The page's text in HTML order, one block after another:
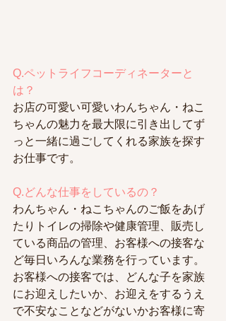
Q.ペットライフコーディネーターと
は？
お店の可愛い可愛いわんちゃん・ねこ
ちゃんの魅力を最大限に引き出してず
っと一緒に過ごしてくれる家族を探す
お仕事です。
Q.どんな仕事をしているの？
わんちゃん・ねこちゃんのご飯をあげ
たりトイレの掃除や健康管理、販売し
ている商品の管理、お客様への接客な
ど毎日いろんな業務を行っています。
お客様への接客では、どんな子を家族
にお迎えしたいか、お迎えをするうえ
で不安なことなどがないかお客様に寄